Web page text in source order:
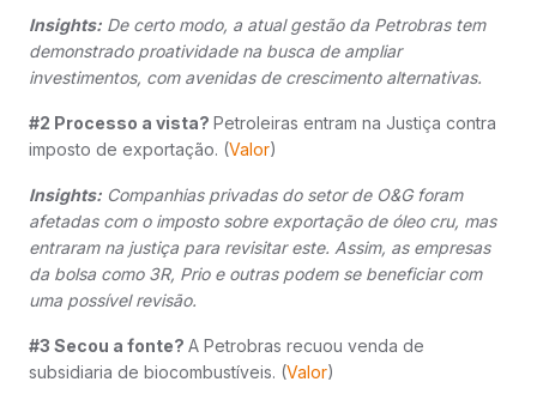
Insights: De certo modo, a atual gestão da Petrobras tem
demonstrado proatividade na busca de ampliar
investimentos, com avenidas de crescimento alternativas.
#2 Processo a vista? Petroleiras entram na Justiça contra
imposto de exportação. (Valor)
Insights: Companhias privadas do setor de O&G foram
afetadas com o imposto sobre exportação de óleo cru, mas
entraram na justiça para revisitar este. Assim, as empresas
da bolsa como 3R, Prio e outras podem se beneficiar com
uma possível revisão.
#3 Secou a fonte? A Petrobras recuou venda de
subsidiaria de biocombustíveis. (Valor)